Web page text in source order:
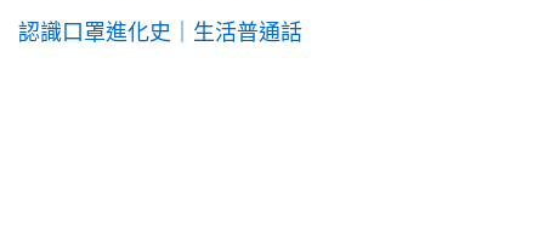
認識口罩進化史｜生活普通話